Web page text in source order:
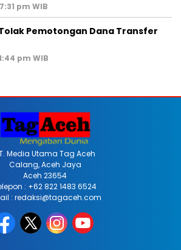
pm WIB
Pemotongan Dana Transfer
pm WIB
Media Utama Tag Aceh
Calang, Aceh Jaya
Aceh 23654
: +62 822 1483 6524
: redaksi@tagaceh.com